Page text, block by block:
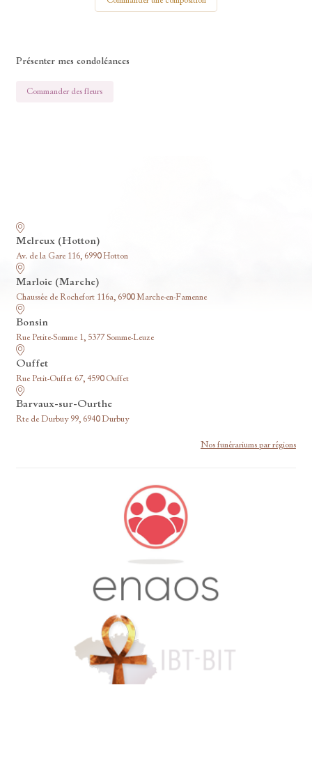
Présenter mes condoléances
Commander des fleurs
Melreux (Hotton)
Av. de la Gare 116, 6990 Hotton
Marloie (Marche)
Chaussée de Rochefort 116a, 6900 Marche-en-Famenne
Bonsin
Rue Petite-Somme 1, 5377 Somme-Leuze
Ouffet
Rue Petit-Ouffet 67, 4590 Ouffet
Barvaux-sur-Ourthe
Rte de Durbuy 99, 6940 Durbuy
Nos funérariums par régions